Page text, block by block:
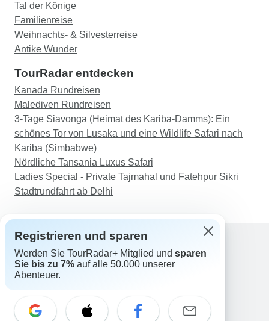
Tal der Könige
Familienreise
Weihnachts- & Silvesterreise
Antike Wunder
TourRadar entdecken
Kanada Rundreisen
Malediven Rundreisen
3-Tage Siavonga (Heimat des Kariba-Damms): Ein
schönes Tor von Lusaka und eine Wildlife Safari nach
Kariba (Simbabwe)
Nördliche Tansania Luxus Safari
Ladies Special - Private Tajmahal und Fatehpur Sikri
Stadtrundfahrt ab Delhi
Support
Kontakt
Schweiz +41 225 183 195
Registrieren und sparen
Werden Sie TourRadar+ Mitglied und sparen
Sie bis zu 7% auf alle 50.000 unserer
Abenteuer.